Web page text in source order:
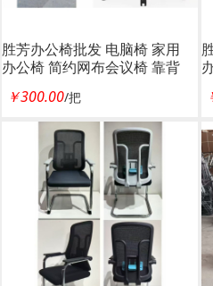
胜芳办公椅批发 电脑椅 家用
办公椅 简约网布会议椅 靠背
板椅 电脑椅 布艺办公椅 透气
网布椅 广东兆闰家具
￥300.00/把